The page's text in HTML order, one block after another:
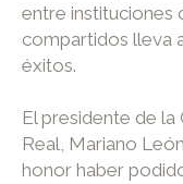
entre instituciones
compartidos lleva
éxitos.
El presidente de
Real, Mariano
honor haber